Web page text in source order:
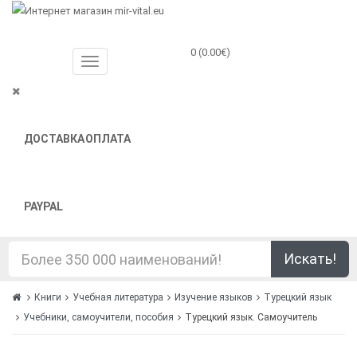
ДОСТАВКАОПЛАТА
PAYPAL
0 (0.00€)
Искать!
Книги Учебная литература Изучение языков
Турецкий язык
Учебники, самоучители, пособия
Турецкий язык. Самоучитель